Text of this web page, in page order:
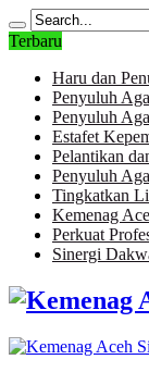
Terbaru
Haru dan
Penyuluh
Penyuluh
Estafet
Pelantikan
Penyuluh
Tingkatkan
Kemenag
Perkuat
Sinergi